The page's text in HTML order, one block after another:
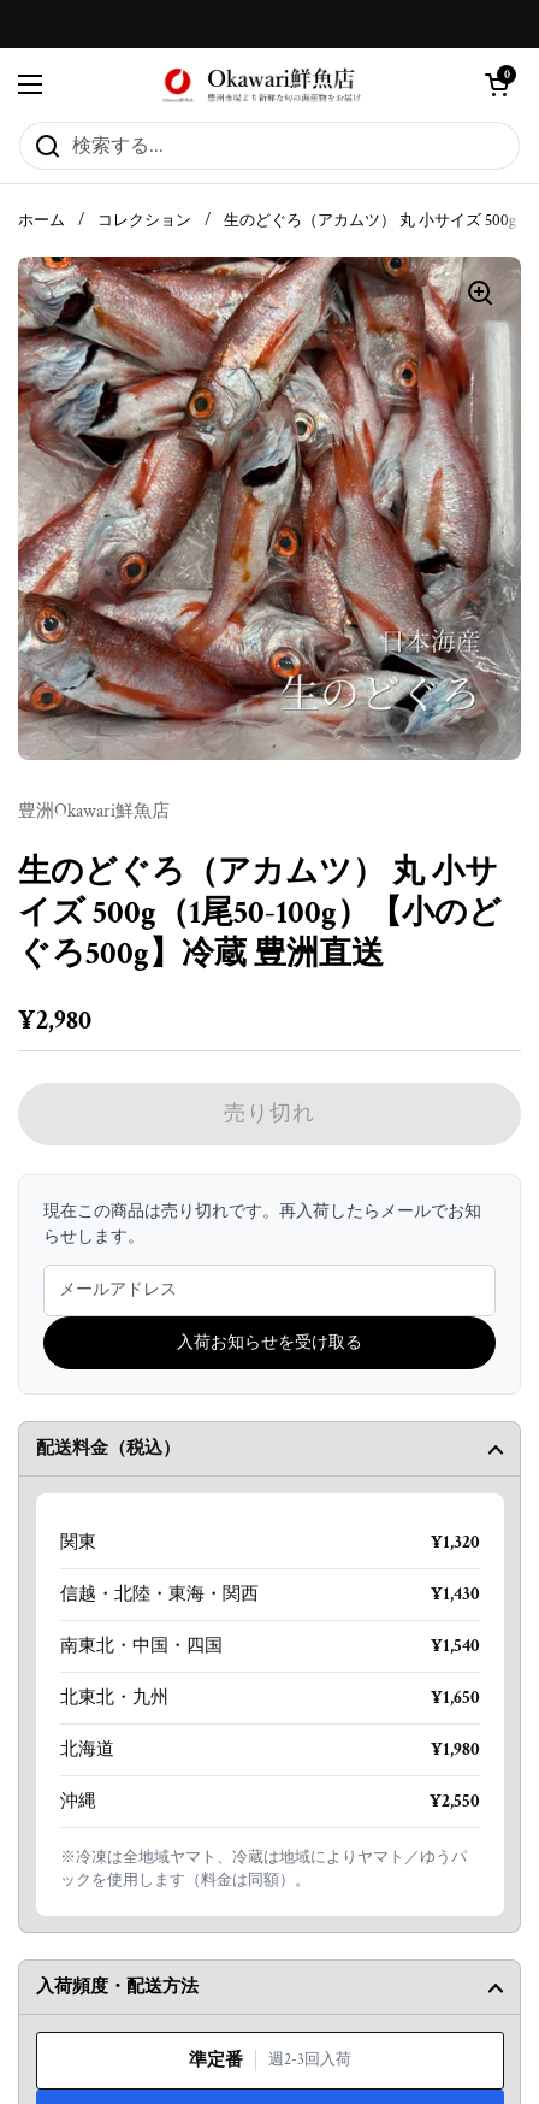
メニューを開く
カートを
0
ホーム / コレクション / 生のどぐろ（アカムツ） 丸 小サイズ 500g（
豊洲Okawari鮮魚店
生のどぐろ（アカムツ） 丸 小サ
イズ 500g（1尾50-100g）【小のど
ぐろ500g】冷蔵 豊洲直送
定価
¥2,980
売り切れ
現在この商品は売り切れです。再入荷したらメールでお知
らせします。
入荷お知らせを受け取る
配送料金（税込）
関東 ¥1,320
信越・北陸・東海・関西 ¥1,430
南東北・中国・四国 ¥1,540
北東北・九州 ¥1,650
北海道 ¥1,980
沖縄 ¥2,550
※冷凍は全地域ヤマト、冷蔵は地域によりヤマト／ゆうパ
ックを使用します（料金は同額）。
入荷頻度・配送方法
準定番 週2-3回入荷